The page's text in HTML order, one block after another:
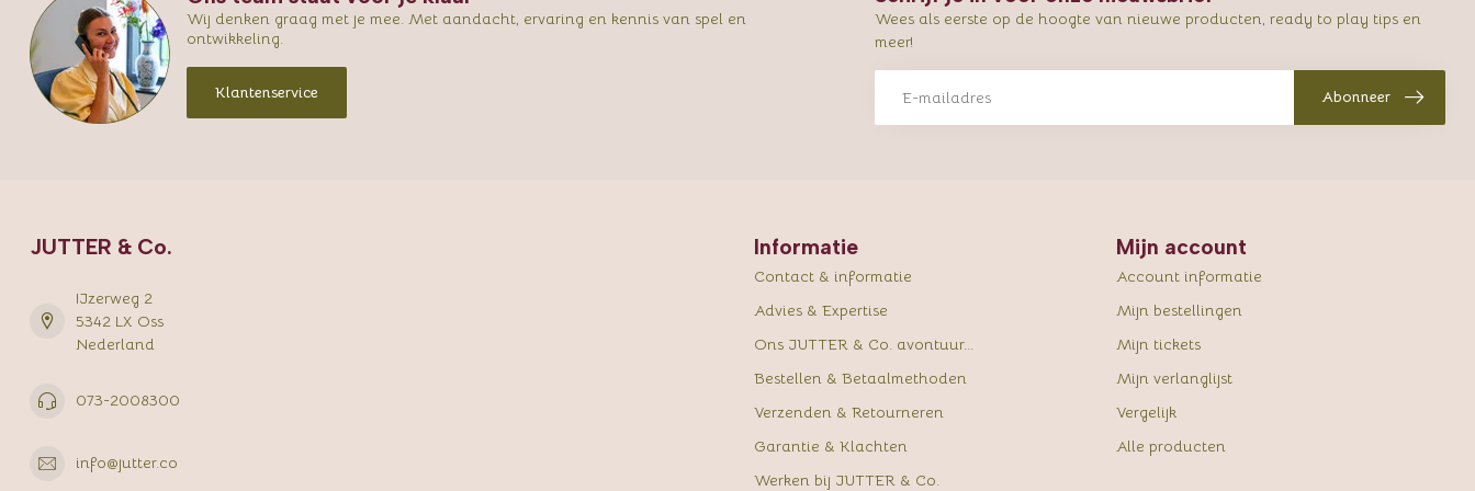
Wij denken graag met je mee. Met aandacht, ervaring en kennis van spel en
ontwikkeling.
Klantenservice
Wees als eerste op de hoogte van nieuwe producten, ready to play tips en
meer!
Abonneer
JUTTER & Co.
IJzerweg 2
5342 LX Oss
Nederland
073-2008300
info@jutter.co
Informatie
Contact & informatie
Advies & Expertise
Ons JUTTER & Co. avontuur...
Bestellen & Betaalmethoden
Verzenden & Retourneren
Garantie & Klachten
Werken bij JUTTER & Co.
Mijn account
Account informatie
Mijn bestellingen
Mijn tickets
Mijn verlanglijst
Vergelijk
Alle producten